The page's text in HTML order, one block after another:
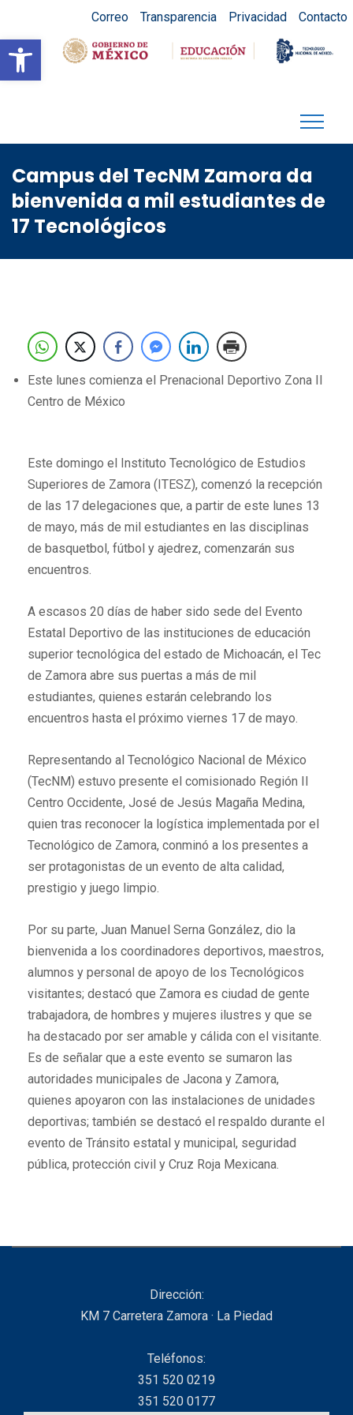
Abrir barra de herramientas
Correo Transparencia Privacidad Contacto
Campus del TecNM Zamora da
bienvenida a mil estudiantes de
17 Tecnológicos
Este lunes comienza el Prenacional Deportivo Zona II
Centro de México
Este domingo el Instituto Tecnológico de Estudios
Superiores de Zamora (ITESZ), comenzó la recepción
de las 17 delegaciones que, a partir de este lunes 13
de mayo, más de mil estudiantes en las disciplinas
de basquetbol, fútbol y ajedrez, comenzarán sus
encuentros.
A escasos 20 días de haber sido sede del Evento
Estatal Deportivo de las instituciones de educación
superior tecnológica del estado de Michoacán, el Tec
de Zamora abre sus puertas a más de mil
estudiantes, quienes estarán celebrando los
encuentros hasta el próximo viernes 17 de mayo.
Representando al Tecnológico Nacional de México
(TecNM) estuvo presente el comisionado Región II
Centro Occidente, José de Jesús Magaña Medina,
quien tras reconocer la logística implementada por el
Tecnológico de Zamora, conminó a los presentes a
ser protagonistas de un evento de alta calidad,
prestigio y juego limpio.
Por su parte, Juan Manuel Serna González, dio la
bienvenida a los coordinadores deportivos, maestros,
alumnos y personal de apoyo de los Tecnológicos
visitantes; destacó que Zamora es ciudad de gente
trabajadora, de hombres y mujeres ilustres y que se
ha destacado por ser amable y cálida con el visitante.
Es de señalar que a este evento se sumaron las
autoridades municipales de Jacona y Zamora,
quienes apoyaron con las instalaciones de unidades
deportivas; también se destacó el respaldo durante el
evento de Tránsito estatal y municipal, seguridad
pública, protección civil y Cruz Roja Mexicana.
Dirección:
KM 7 Carretera Zamora · La Piedad
Teléfonos:
351 520 0219
351 520 0177